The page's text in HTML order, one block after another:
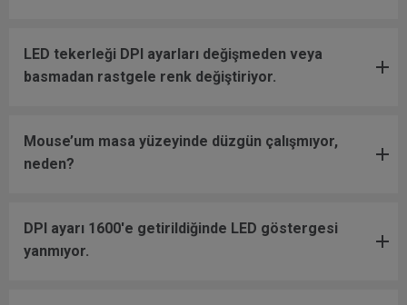
LED tekerleği DPI ayarları değişmeden veya
basmadan rastgele renk değiştiriyor.
Mouse’um masa yüzeyinde düzgün çalışmıyor,
neden?
DPI ayarı 1600'e getirildiğinde LED göstergesi
yanmıyor.